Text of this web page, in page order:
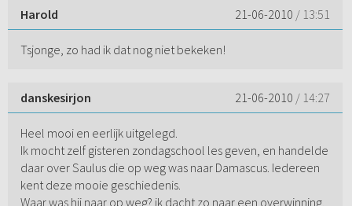
Harold 21-06-2010 / 13:51
Tsjonge, zo had ik dat nog niet bekeken!
danskesirjon 21-06-2010 / 14:27
Heel mooi en eerlijk uitgelegd.
Ik mocht zelf gisteren zondagschool les geven, en handelde
daar over Saulus die op weg was naar Damascus. Iedereen
kent deze mooie geschiedenis.
Waar was hij naar op weg? ik dacht zo naar een overwinning.